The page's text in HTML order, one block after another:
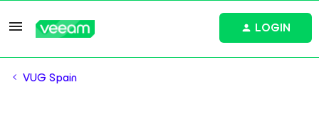
LOGIN
VUG Spain